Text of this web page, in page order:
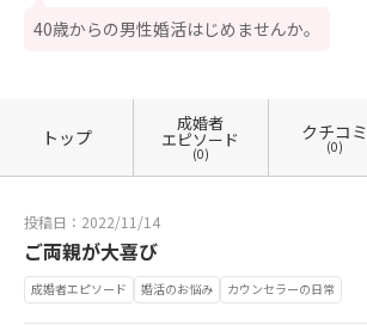
40歳からの男性婚活はじめませんか。
トップ
成婚者
エピソード
(0)
クチコミ
(0)
投稿日：2022/11/14
ご両親が大喜び
成婚者エピソード 婚活のお悩み カウンセラーの日常